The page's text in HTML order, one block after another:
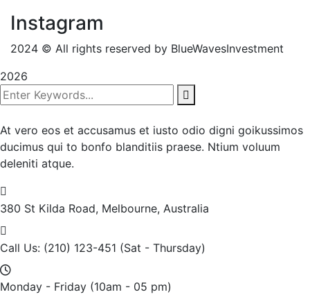
Instagram
2024 © All rights reserved by BlueWavesInvestment
2026
At vero eos et accusamus et iusto odio digni goikussimos
ducimus qui to bonfo blanditiis praese. Ntium voluum
deleniti atque.
380 St Kilda Road, Melbourne, Australia
Call Us: (210) 123-451 (Sat - Thursday)
Monday - Friday (10am - 05 pm)